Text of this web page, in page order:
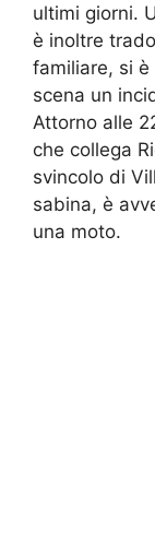
ultimi giorni.
è inoltre
familiare, si
scena un
Attorno alle
che collega
svincolo di
sabina, è
una moto.